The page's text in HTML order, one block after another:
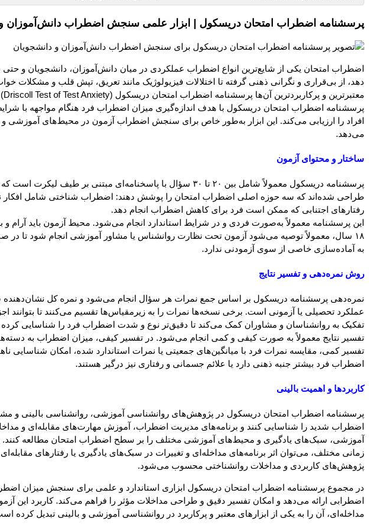
پرسشنامه اضطراب امتحان دریسکول | ابزار علمی سنجش اضطراب دانش‌آموزان و
اضطراب امتحان یکی از شایع‌ترین انواع اضطراب عملکردی در میان دانش‌آموزان، دانشجویان و
دهد، از بی‌قراری و نگرانی ذهنی گرفته تا اختلالات فیزیولوژیک مانند تعریق، تپش قلب و
معتبرترین و پرکاربردترین آن‌ها پرسشنامه اضطراب امتحان دریسکول (Driscoll Test of Test Anxiety) است.
پرسشنامه اضطراب امتحان دریسکول با هدف اندازه‌گیری میزان اضطراب فرد هنگام مواجهه با
افراد را ارزیابی می‌کند. این ابزار به‌طور خاص برای سنجش اضطراب آزمون در محیط‌های آموزشی و
می‌دهد.
ساختار و محتوای آزمون
پرسشنامه دریسکول معمولاً شامل بین ۲۰ تا ۳۰ سؤال با
طراحی شده‌اند که سه حوزه اصلی اضطراب امتحان را پوشش دهند: اضطراب شناختی شامل افکار
رفتارهای اجتنابی که ممکن است فرد برای کاهش اضطراب انجام دهد.
این پرسشنامه معمولاً به‌صورت فردی و در شرایط استاندارد انجام می‌شود. محیط آزمون باید آرام
به آماده‌سازی خاصی از سوی آزمودنی ندارد.
روش نمره‌دهی و تفسیر نتایج
نمره‌دهی پرسشنامه دریسکول بر اساس جمع نمرات هر سؤال انجام می‌شود و نمره کل نشان‌دهنده
عملکرد تحصیلی یا آزمونی است. برخی نسخه‌ها نمرات را به زیرمقیاس‌ها تقسیم می‌کنند تا بتوانند
تفکیک به روانشناسان و مشاوران کمک می‌کند تا دقیق‌تر نوع و شدت اضطراب فرد را شناسایی کرده
تفسیر نتایج معمولاً به صورت کیفی و کمی انجام می‌شود. در تفسیر کیفی، میزان اضطراب به
تفسیر کمی، مقایسه نمرات فرد با میانگین‌های جمعیتی یا نمرات استاندارد شده، امکان شناسایی
اضطراب فرد بیشتر جنبه ذهنی دارد یا علائم جسمانی و رفتاری نیز درگیر هستند.
کاربردها و اهمیت بالینی
پرسشنامه اضطراب امتحان دریسکول در پژوهش‌های روانشناسی آموزشی، روانشناسی بالینی و
اضطراب شدید را شناسایی کنند و برنامه‌های مدیریت اضطراب، آموزش مهارت‌های مقابله‌ای و
آموزشی، سبک‌های یادگیری و محیط‌های آموزشی مختلف را بر سطح اضطراب امتحان مطالعه کنند.
زمانی مختلف، می‌توان اثر برنامه‌های مداخله‌ای و تغییرات در سبک‌های یادگیری یا رفتارهای
پژوهش‌های کاربردی و مداخلات روانشناختی محسوب می‌شود.
در مجموع پرسشنامه اضطراب امتحان دریسکول ابزاری استاندارد و علمی برای سنجش میزان
اضطرابی ارائه می‌دهد و امکان تفسیر دقیق و طراحی مداخلات مؤثر را فراهم می‌کند. کاربرد این
مداخله‌ای، آن را به یکی از ابزارهای معتبر و پرکاربرد در روانشناسی آموزشی و بالینی تبدیل کرده